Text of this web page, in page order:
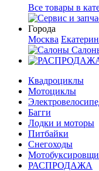
Все товары в
Города
Москва
Квадроциклы
Мотоциклы
Багги
Лодки и моторы
Питбайки
Снегоходы
РАСПРОДАЖА